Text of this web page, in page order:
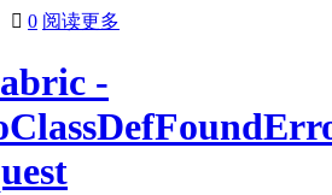
 0 阅读更多
-